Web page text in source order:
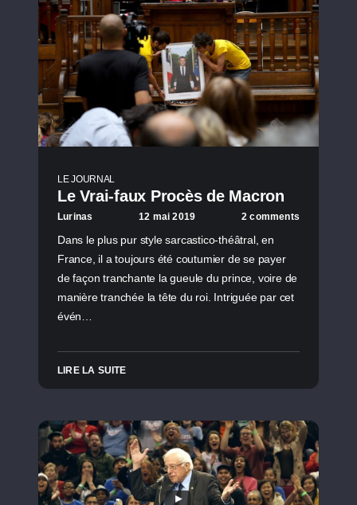
LE JOURNAL
Le Vrai-faux Procès de Macron
Lurinas 12 mai 2019 2 comments
Dans le plus pur style sarcastico-théâtral, en
France, il a toujours été coutumier de se payer
de façon tranchante la gueule du prince, voire de
manière tranchée la tête du roi. Intriguée par cet
évén…
LIRE LA SUITE